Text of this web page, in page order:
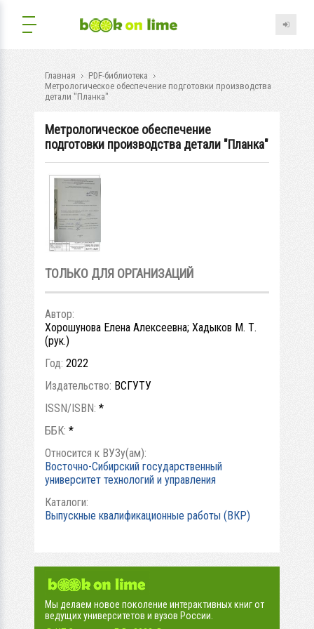
Главная
PDF-библиотека
Метрологическое обеспечение подготовки производства
детали "Планка"
Метрологическое обеспечение
подготовки производства детали "Планка"
ТОЛЬКО ДЛЯ ОРГАНИЗАЦИЙ
Автор:
Хорошунова Елена Алексеевна; Хадыков М. Т.
(рук.)
Год: 2022
Издательство: ВСГУТУ
ISSN/ISBN: *
ББК: *
Относится к ВУЗу(ам):
Восточно-Сибирский государственный
университет технологий и управления
Каталоги:
Выпускные квалификационные работы (ВКР)
Мы делаем новое поколение интерактивных книг от
ведущих университетов и вузов России.